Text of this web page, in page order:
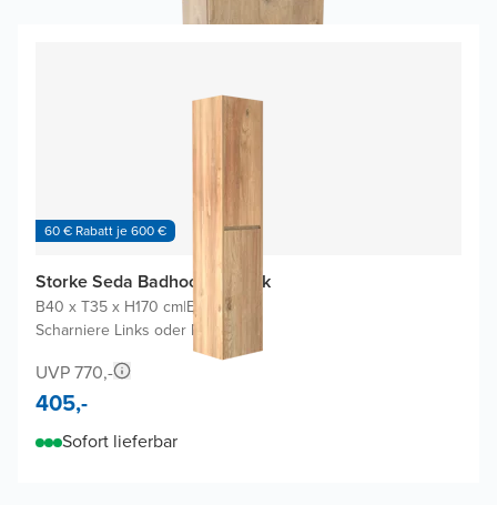
60 € Rabatt je 600 €
Storke Seda Badhochschrank
B40 x T35 x H170 cm|Eiche rauh
Scharniere Links oder Rechts
UVP 770,-
405,-
Sofort lieferbar